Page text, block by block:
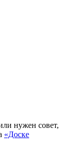
нужен совет,
«Доске